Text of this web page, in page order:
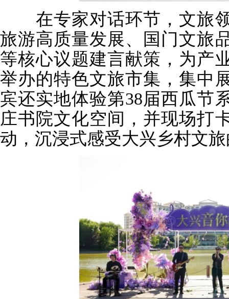
在专家对话环节，文旅领
旅游高质量发展、国门文旅
等核心议题建言献策，为产
举办的特色文旅市集，集中
宾还实地体验第38届西瓜节
庄书院文化空间，并现场打
动，沉浸式感受大兴乡村文